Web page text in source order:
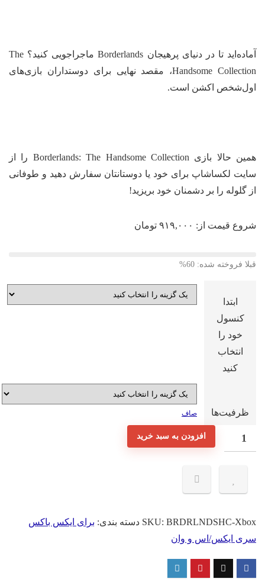
آماده‌اید تا در دنیای پرهیجان Borderlands ماجراجویی کنید؟ The
Handsome Collection، مقصد نهایی برای دوستداران بازی‌های
اکشن است.
همین حالا بازی Borderlands: The Handsome Collection را از
لکساشاپ برای خود یا دوستانتان سفارش دهید و طوفانی
گلوله را بر دشمنان خود بریزید!
قیمت از: ۹۱۹,۰۰۰ تومان
فروخته شده: 60%
کنسول
خود را
انتخاب
کنید
ظرفیت‌ها صاف
افزودن به سبد خرید
SKU:BRDRLNDSHC- دسته بندی:برای ایکس باکس
ایکس/اس و وان